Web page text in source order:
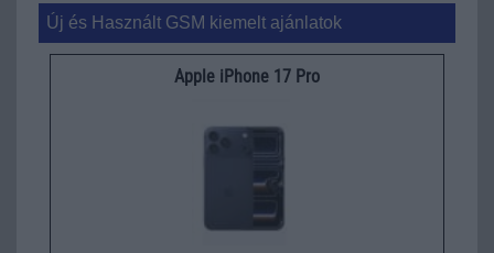
Új és Használt GSM kiemelt ajánlatok
Apple iPhone 17 Pro